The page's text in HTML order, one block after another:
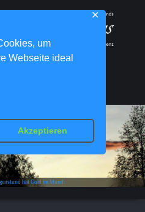
um
Webseite ideal
Akzeptieren
✕
im Mund
hat Gold im Mund